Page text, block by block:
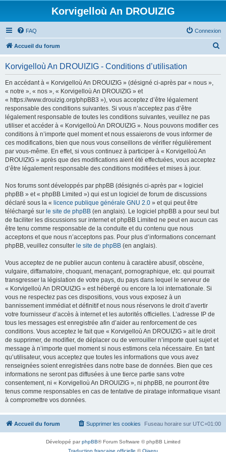
Korvigelloù An DROUIZIG
FAQ Connexion
Accueil du forum
Korvigelloù An DROUIZIG - Conditions d’utilisation
En accédant à « Korvigelloù An DROUIZIG » (désigné ci-après par « nous »,
« notre », « nos », « Korvigelloù An DROUIZIG » et
« https://www.drouizig.org/phpBB3 »), vous acceptez d’être légalement
responsable des conditions suivantes. Si vous n’acceptez pas d’être
légalement responsable de toutes les conditions suivantes, veuillez ne pas
utiliser et accéder à « Korvigelloù An DROUIZIG ». Nous pouvons modifier ces
conditions à n’importe quel moment et nous essaierons de vous informer de
ces modifications, bien que nous vous conseillons de vérifier régulièrement
par vous-même. En effet, si vous continuez à participer à « Korvigelloù An
DROUIZIG » après que des modifications aient été effectuées, vous acceptez
d’être légalement responsable des conditions modifiées et mises à jour.
Nos forums sont développés par phpBB (désignés ci-après par « logiciel
phpBB » et « phpBB Limited ») qui est un logiciel de forum de discussions
déclaré sous la « licence publique générale GNU 2.0 » et qui peut être
téléchargé sur le site de phpBB (en anglais). Le logiciel phpBB a pour seul but
de faciliter les discussions sur internet et phpBB Limited ne peut en aucun cas
être tenu comme responsable de la conduite et du contenu que nous
acceptons et que nous n’acceptons pas. Pour plus d’informations concernant
phpBB, veuillez consulter le site de phpBB (en anglais).
Vous acceptez de ne publier aucun contenu à caractère abusif, obscène,
vulgaire, diffamatoire, choquant, menaçant, pornographique, etc. qui pourrait
transgresser la législation de votre pays, du pays dans lequel le serveur de
« Korvigelloù An DROUIZIG » est hébergé ou encore la loi internationale. Si
vous ne respectez pas ces dispositions, vous vous exposez à un
bannissement immédiat et définitif et nous nous réservons le droit d’avertir
votre fournisseur d’accès à internet et les autorités officielles. L’adresse IP de
tous les messages est enregistrée afin d’aider au renforcement de ces
conditions. Vous acceptez le fait que « Korvigelloù An DROUIZIG » ait le droit
de supprimer, de modifier, de déplacer ou de verrouiller n’importe quel sujet et
message à n’importe quel moment si nous estimons cela nécessaire. En tant
qu’utilisateur, vous acceptez que toutes les informations que vous avez
renseignées soient enregistrées dans notre base de données. Bien que ces
informations ne seront pas diffusées à une tierce partie sans votre
consentement, ni « Korvigelloù An DROUIZIG », ni phpBB, ne pourront être
tenus comme responsables en cas de tentative de piratage informatique visant
à compromettre vos données.
Accueil du forum Fuseau horaire sur UTC+01:00
Supprimer les cookies
Développé parphpBB® Forum Software © phpBB Limited
Traduction française officielle ©Qiaeru